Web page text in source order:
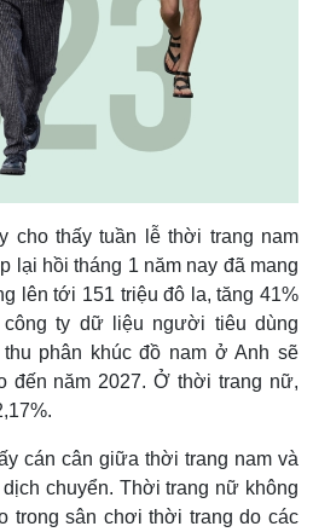
cho thấy tuần lễ thời trang nam
lại hồi tháng 1 năm nay đã mang
lên tới 151 triệu đô la, tăng 41%
ty dữ liệu người tiêu dùng
phân khúc đồ nam ở Anh sẽ
đến năm 2027. Ở thời trang nữ,
cán cân giữa thời trang nam và
chuyển. Thời trang nữ không
trong sân chơi thời trang do các